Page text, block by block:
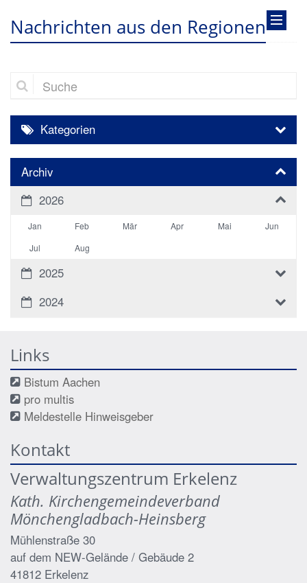
Nachrichten aus den Regionen
Suche
Kategorien
Archiv
2026
Jan Feb Mär Apr Mai
Jun
Jul
Aug
2025
2024
Links
Bistum Aachen
pro multis
Meldestelle Hinweisgeber
Kontakt
Verwaltungszentrum Erkelenz
Kath. Kirchengemeindeverband
Mönchengladbach-Heinsberg
Mühlenstraße 30
auf dem NEW-Gelände / Gebäude 2
41812 Erkelenz